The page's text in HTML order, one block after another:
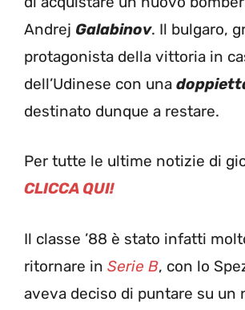
Andrej Galabinov. Il bulgaro,
protagonista della vittoria in
dell’Udinese con una
destinato dunque a restare.
Per tutte le ultime notizie di
CLICCA QUI!
Il classe ’88 è stato infatti
ritornare in Serie B, con lo
aveva deciso di puntare su un